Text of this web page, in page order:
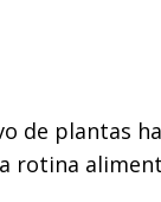
de plantas
rotina